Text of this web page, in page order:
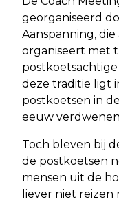
georganiseerd
Aanspanning, die
organiseert met
deze traditie ligt
postkoetsen in
eeuw
Toch bleven bij
de postkoetsen
mensen uit de
liever niet reizen